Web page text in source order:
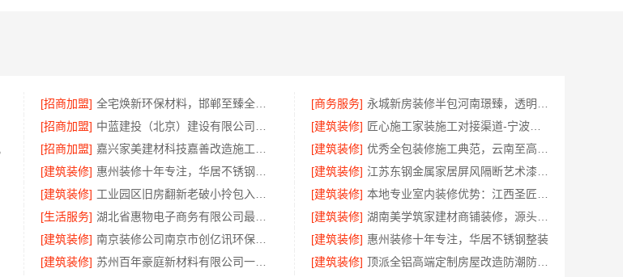
[招商加盟] [商务服务]
[招商加盟] [建筑装修]
匠心施工家装施工对接渠道-宁波雅美和居建材科技有限公司
[招商加盟] [建筑装修]
[建筑装修] [建筑装修]
[建筑装修] [建筑装修]
[生活服务] [建筑装修]
湖南美学筑家建材商铺装修，源头直供一站配齐
[建筑装修] [建筑装修] 惠州装修十年专注，华居不锈钢整装
[建筑装修] [建筑装修]
顶派全铝高端定制房屋改造防潮防腐实惠报价